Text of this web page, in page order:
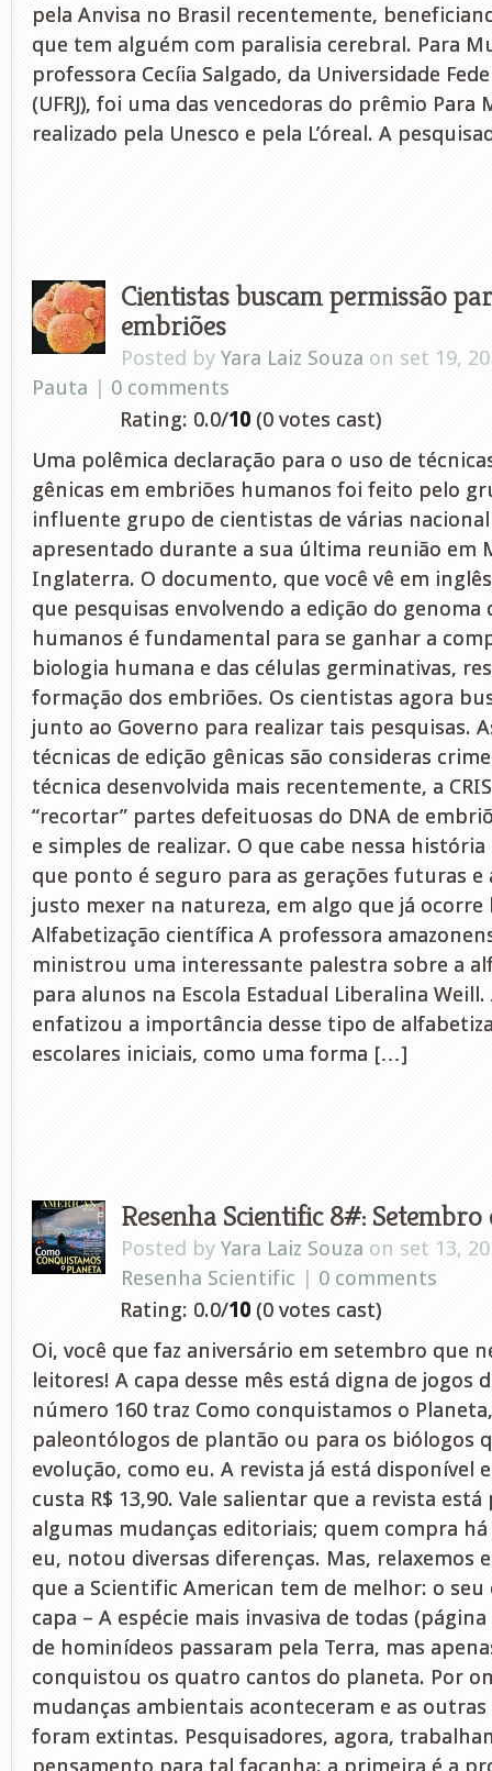
pela Anvisa no Brasil recentemente,
que tem alguém com paralisia cerebral. Para
professora Cecíia Salgado, da Universidade
(UFRJ), foi uma das vencedoras do prêmio Para
realizado pela Unesco e pela L’óreal. A
Cientistas buscam permissão
embriões
Posted by Yara Laiz Souza on set 19,
Pauta | 0 comments
Rating: 0.0/10 (0 votes cast)
Uma polêmica declaração para o uso de
gênicas em embriões humanos foi feito pelo
influente grupo de cientistas de várias
apresentado durante a sua última reunião em
Inglaterra. O documento, que você vê em
que pesquisas envolvendo a edição do genoma
humanos é fundamental para se ganhar a
biologia humana e das células germinativas,
formação dos embriões. Os cientistas agora
junto ao Governo para realizar tais pesquisas.
técnicas de edição gênicas são consideras
técnica desenvolvida mais recentemente, a
“recortar” partes defeituosas do DNA de
e simples de realizar. O que cabe nessa
que ponto é seguro para as gerações futuras
justo mexer na natureza, em algo que já
Alfabetização científica A professora
ministrou uma interessante palestra sobre a
para alunos na Escola Estadual Liberalina
enfatizou a importância desse tipo de
escolares iniciais, como uma forma […]
Resenha Scientific 8#: Setembro
Posted by Yara Laiz Souza on set 13,
Resenha Scientific | 0 comments
Rating: 0.0/10 (0 votes cast)
Oi, você que faz aniversário em setembro que
leitores! A capa desse mês está digna de jogos
número 160 traz Como conquistamos o
paleontólogos de plantão ou para os biólogos
evolução, como eu. A revista já está disponível
custa R$ 13,90. Vale salientar que a revista
algumas mudanças editoriais; quem compra
eu, notou diversas diferenças. Mas, relaxemos
que a Scientific American tem de melhor: o
capa – A espécie mais invasiva de todas
de hominídeos passaram pela Terra, mas
conquistou os quatro cantos do planeta. Por
mudanças ambientais aconteceram e as
foram extintas. Pesquisadores, agora,
pensamento para tal façanha: a primeira é a